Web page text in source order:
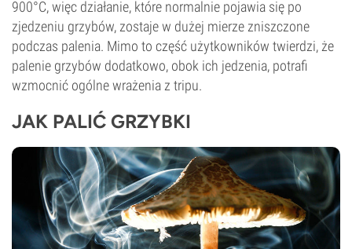
900°C, więc działanie, które normalnie pojawia się po
zjedzeniu grzybów, zostaje w dużej mierze zniszczone
podczas palenia. Mimo to część użytkowników twierdzi, że
palenie grzybów dodatkowo, obok ich jedzenia, potrafi
wzmocnić ogólne wrażenia z tripu.
JAK PALIĆ GRZYBKI